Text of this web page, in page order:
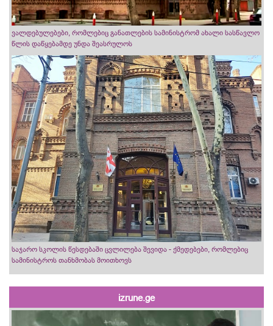
ვალდებულებები, რომლებიც განათლების სამინისტრომ ახალი სასწავლო
წლის დაწყებამდე უნდა შეასრულოს
საჯარო სკოლის წესდებაში ცვლილება შევიდა - ქმედებები, რომლებიც
სამინისტროს თანხმობას მოითხოვს
izrune.ge